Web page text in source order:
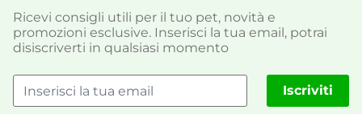
Ricevi consigli utili per il tuo pet, novità e
promozioni esclusive. Inserisci la tua email, potrai
disiscriverti in qualsiasi momento
Iscriviti